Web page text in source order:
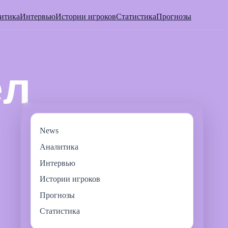
ИнтервьюИстории игроковСтатистикаПрогнозы
News
Аналитика
Интервью
Истории игроков
Прогнозы
Статистика